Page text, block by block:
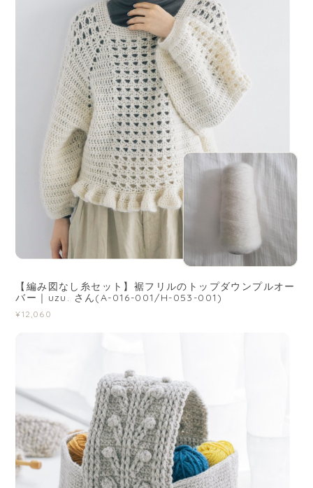
【編み図なし糸セット】裾フリルのトップダウンプルオー
バー｜uzu. さん(A-016-001/H-053-001)
¥12,060